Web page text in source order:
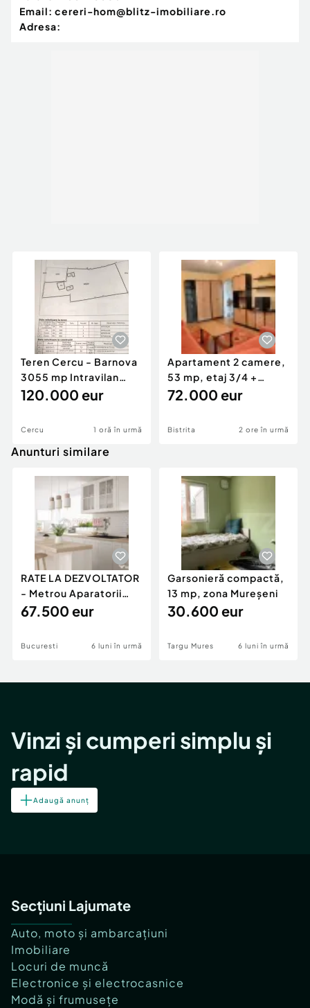
Email: cereri-hom@blitz-imobiliare.ro
Adresa:
Teren Cercu - Barnova
3055 mp Intravilan
acces la DJ248D
120.000 eur
Cercu 1 oră în urmă
Apartament 2 camere,
53 mp, etaj 3/4 +
parcare acoperită |
72.000 eur
Bistrita 2 ore în urmă
Anunturi similare
RATE LA DEZVOLTATOR
- Metrou Aparatorii
Patriei -
67.500 eur
Bucuresti 6 luni în urmă
Garsonieră compactă,
13 mp, zona Mureșeni
30.600 eur
Targu Mures 6 luni în urmă
Vinzi și cumperi simplu și
rapid
Adaugă anunț
Secțiuni Lajumate
Auto, moto și ambarcațiuni
Imobiliare
Locuri de muncă
Electronice și electrocasnice
Modă și frumusețe